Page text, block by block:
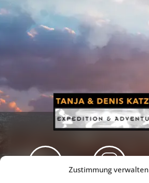
Zustimmung verwalten